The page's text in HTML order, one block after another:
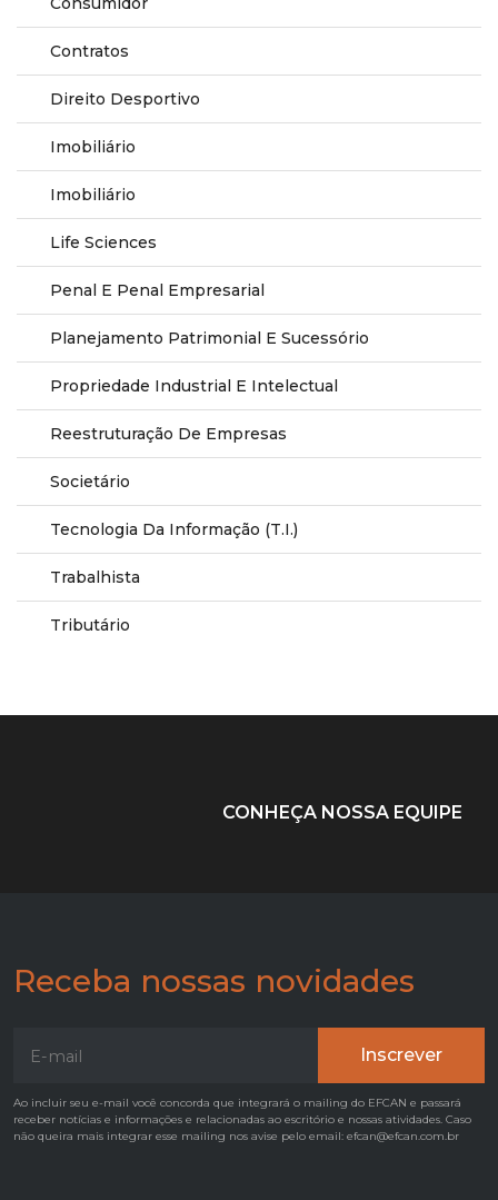
Contratos
Direito Desportivo
Imobiliário
Imobiliário
Life Sciences
Penal E Penal Empresarial
Planejamento Patrimonial E Sucessório
Propriedade Industrial E Intelectual
Reestruturação De Empresas
Societário
Tecnologia Da Informação (T.I.)
Trabalhista
Tributário
CONHEÇA NOSSA EQUIPE
Receba nossas novidades
Ao incluir seu e-mail você concorda que integrará o mailing do EFCAN e passará
receber notícias e informações e relacionadas ao escritório e nossas atividades. Caso
não queira mais integrar esse mailing nos avise pelo email: efcan@efcan.com.br